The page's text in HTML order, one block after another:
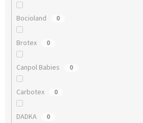
Bocioland 0
Brotex 0
Canpol Babies 0
Carbotex 0
DADKA 0